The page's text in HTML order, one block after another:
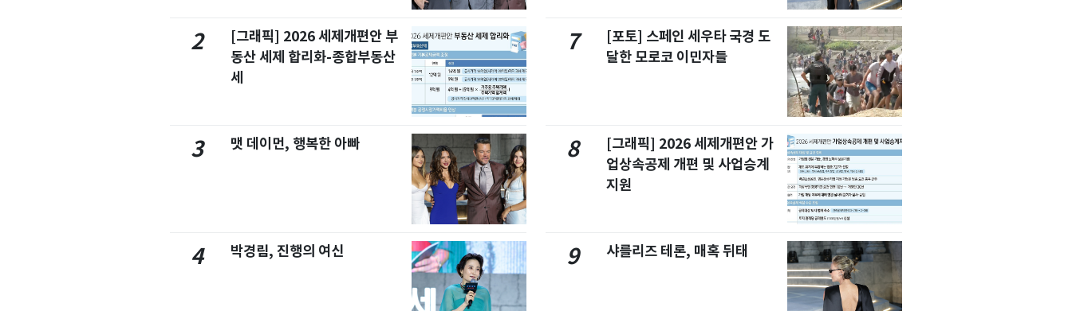
2
[그래픽] 2026 세제개편안 부
동산 세제 합리화-종합부동산
세
3 맷 데이먼, 행복한 아빠
4 박경림, 진행의 여신
7
[포토] 스페인 세우타 국경 도
달한 모로코 이민자들
8
[그래픽] 2026 세제개편안 가
업상속공제 개편 및 사업승계
지원
9 샤를리즈 테론, 매혹 뒤태